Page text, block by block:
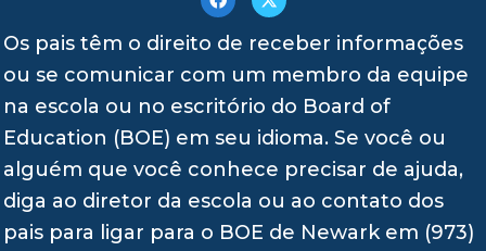
Os pais têm o direito de receber informações
ou se comunicar com um membro da equipe
na escola ou no escritório do Board of
Education (BOE) em seu idioma. Se você ou
alguém que você conhece precisar de ajuda,
diga ao diretor da escola ou ao contato dos
pais para ligar para o BOE de Newark em (973)